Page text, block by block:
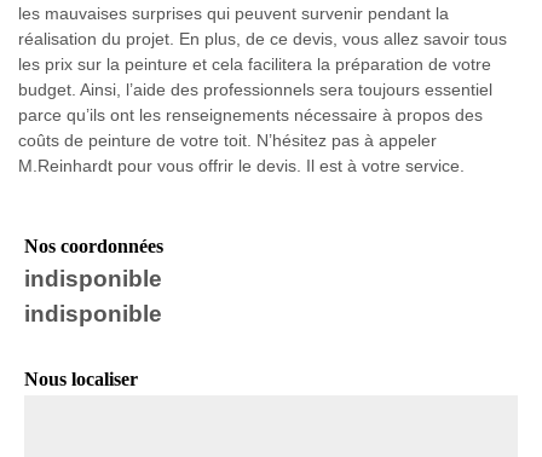
les mauvaises surprises qui peuvent survenir pendant la
réalisation du projet. En plus, de ce devis, vous allez savoir tous
les prix sur la peinture et cela facilitera la préparation de votre
budget. Ainsi, l’aide des professionnels sera toujours essentiel
parce qu’ils ont les renseignements nécessaire à propos des
coûts de peinture de votre toit. N’hésitez pas à appeler
M.Reinhardt pour vous offrir le devis. Il est à votre service.
Nos coordonnées
indisponible
indisponible
Nous localiser